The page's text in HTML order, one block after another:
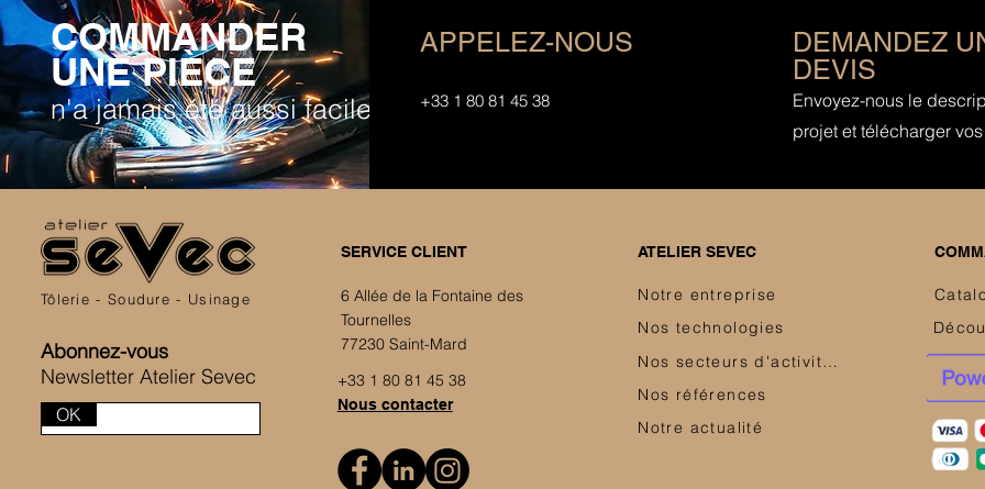
COMMANDER
UNE PIÈCE
n'a jamais été aussi facile
APPELEZ-NOUS
+33 1 80 81 45 38
DEMANDEZ
DEVIS
Envoyez-nous le
projet et télécharger
Tôlerie - Soudure - Usinage
Abonnez-vous
Newsletter Atelier Sevec
OK
SERVICE CLIENT
6 Allée de la Fontaine des
Tournelles
77230 Saint-Mard
+33 1 80 81 45 38
Nous contacter
ATELIER SEVEC
Notre entreprise
Nos technologies
Nos secteurs d'activités
Nos références
Notre actualité